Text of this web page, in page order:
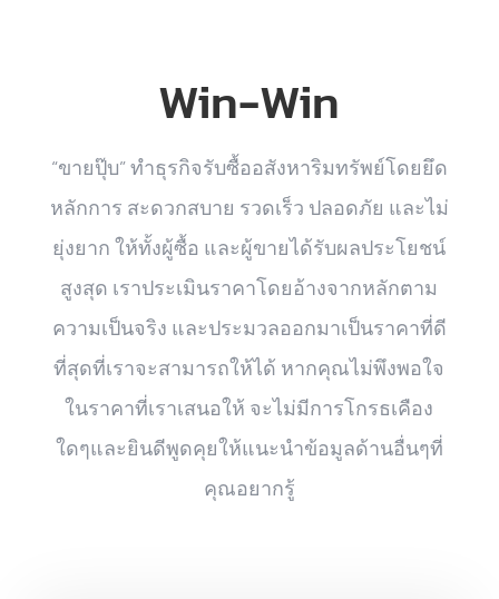
Win-Win
“ขายปุ๊บ” ทำธุรกิจรับซื้ออสังหาริมทรัพย์โดยยึด
หลักการ สะดวกสบาย รวดเร็ว ปลอดภัย และไม่
ยุ่งยาก ให้ทั้งผู้ซื้อ และผู้ขายได้รับผลประโยชน์
สูงสุด เราประเมินราคาโดยอ้างจากหลักตาม
ความเป็นจริง และประมวลออกมาเป็นราคาที่ดี
ที่สุดที่เราจะสามารถให้ได้ หากคุณไม่พึงพอใจ
ในราคาที่เราเสนอให้ จะไม่มีการโกรธเคือง
ใดๆและยินดีพูดคุยให้แนะนำข้อมูลด้านอื่นๆที่
คุณอยากรู้